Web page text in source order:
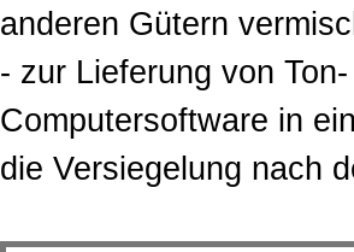
anderen Gütern
- zur Lieferung von
Computersoftware in
die Versiegelung nach